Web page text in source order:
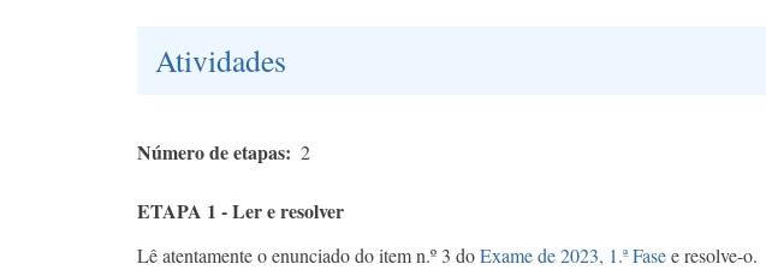
Atividades
Número de etapas 2
ETAPA 1 - Ler e resolver
Lê atentamente o enunciado do item n.º 3 doExame de 2023, 1.ª Fasee resolve-o.